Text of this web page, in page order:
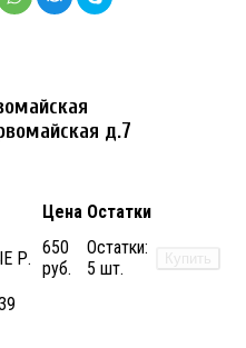
д.7
Цена Остатки
Р.
650
руб.
Остатки:
5 шт.
Купить